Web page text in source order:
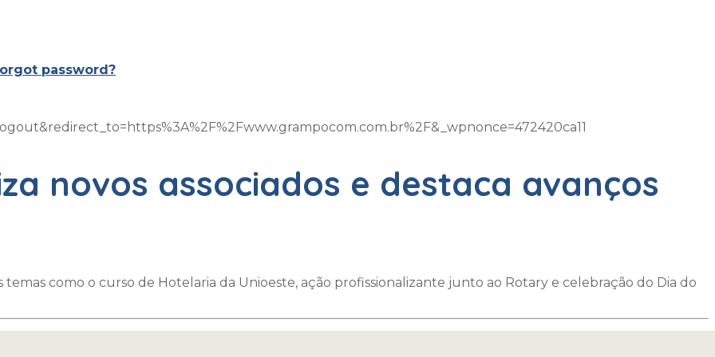
password?
novos associados e destaca avanços
como o curso de Hotelaria da Unioeste, ação profissionalizante junto ao Rotary e celebração do Dia do